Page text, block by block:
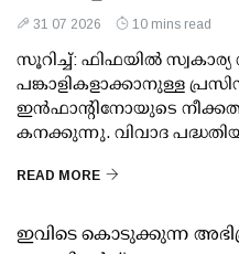
31 07 2026 10 mins read
സൂറിച്ച്: ഫിഫയില്‍
പങ്കാളികളാക്കാനുള്ള
ഇന്‍ഫാന്റിനോയുടെ
കനക്കുന്നു. വിവാദ
READ MORE
ഇവിടെ കൊടുക്കുന്ന